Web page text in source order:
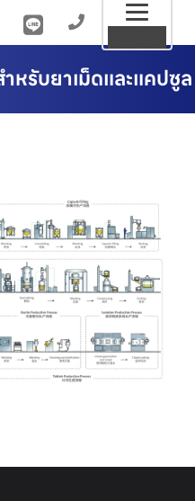
หรับยาเม็ดและแคปซูล